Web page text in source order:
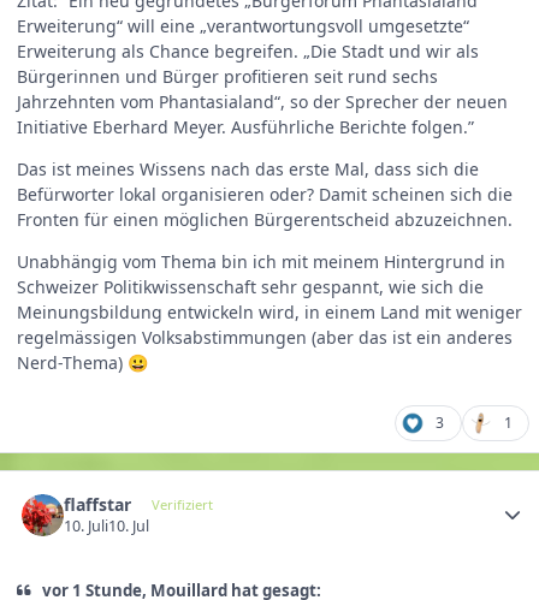
Erweiterung“ will eine „verantwortungsvoll umgesetzte“
Erweiterung als Chance begreifen. „Die Stadt und wir als
Bürgerinnen und Bürger profitieren seit rund sechs
Jahrzehnten vom Phantasialand“, so der Sprecher der neuen
Initiative Eberhard Meyer. Ausführliche Berichte folgen.”
Das ist meines Wissens nach das erste Mal, dass sich die
Befürworter lokal organisieren oder? Damit scheinen sich die
Fronten für einen möglichen Bürgerentscheid abzuzeichnen.
Unabhängig vom Thema bin ich mit meinem Hintergrund in
Schweizer Politikwissenschaft sehr gespannt, wie sich die
Meinungsbildung entwickeln wird, in einem Land mit weniger
regelmässigen Volksabstimmungen (aber das ist ein anderes
Nerd-Thema) 😀
3 1
flaffstar Verifiziert
10. Juli10. Jul
vor 1 Stunde, Mouillard hat gesagt: